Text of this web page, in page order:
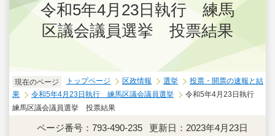
令和5年4月23日執行 練馬
区議会議員選挙 投票結果
現在のページ トップページ 区政情報 選挙
投票・開票の速報と結
果
令和5年4月23日執行 練馬区議会議員選挙
令和5年4月23日執行
練馬区議会議員選挙 投票結果
ページ番号：793-490-235 更新日：2023年4月23日